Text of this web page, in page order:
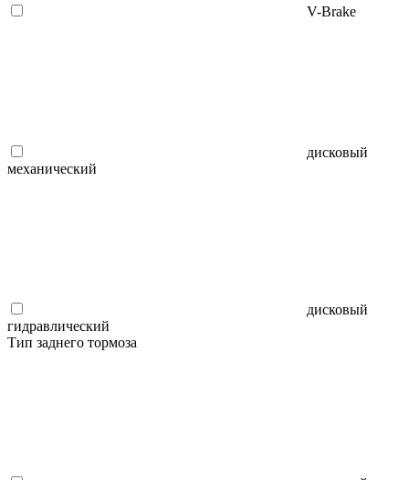
V-Brake
дисковый
механический
дисковый
гидравлический
Тип заднего тормоза